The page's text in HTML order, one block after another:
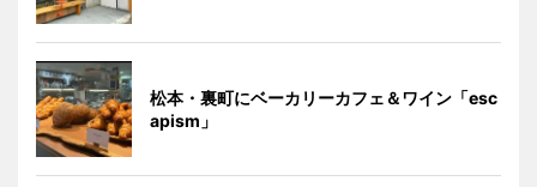
松本・裏町にベーカリーカフェ＆ワイン「esc
apism」